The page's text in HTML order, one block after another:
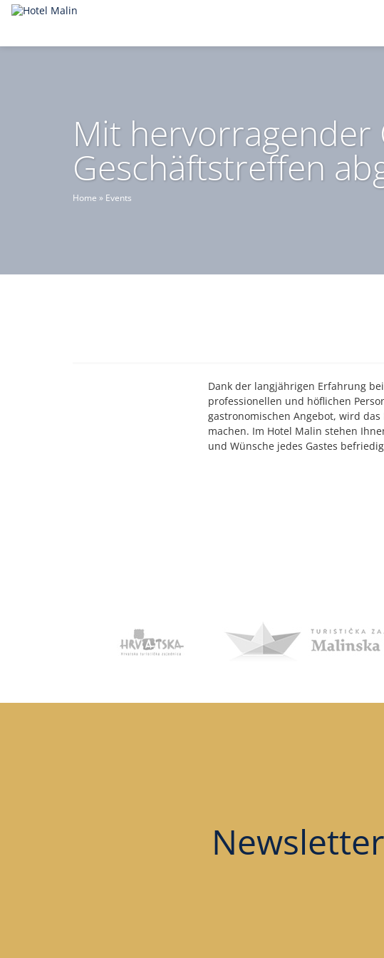
Mit hervorragender
Geschäftstreffen
Home » Events
Dank der langjährigen Erfahrung
professionellen und höflichen
gastronomischen Angebot, wird
machen. Im Hotel Malin stehen
und Wünsche jedes Gastes
Newsletter